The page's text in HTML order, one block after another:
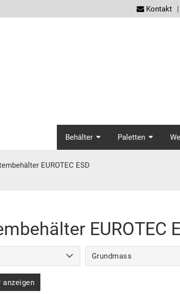
Kontakt
Behälter Paletten
EUROTEC ESD
EUROTEC
Grundmass